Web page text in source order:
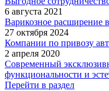
6 августа 2021
Варикозное расширение
27 октября 2024
Компании по привозу
2 апреля 2020
Современный
функциональности и
Перейти в раздел